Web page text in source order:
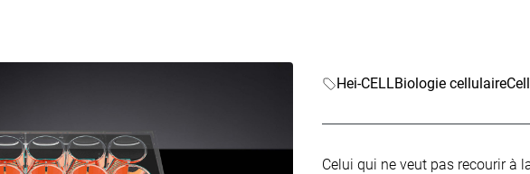
Hei-CELLBiologie cellulaire
Celui qui ne veut pas recourir à